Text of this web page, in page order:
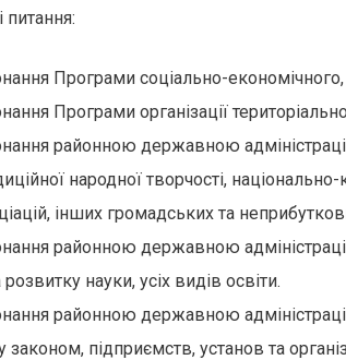
питання:
Програми соціально-економічного,
Програми організації
районною державною
народної творчості,
інших громадських та
районною державною
науки, усіх видів освіти.
районною державною
підприємств, установ та